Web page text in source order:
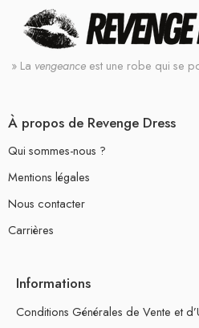
» La vengeance est une robe qui se
À propos de Revenge Dress
Qui sommes-nous ?
Mentions légales
Nous contacter
Carrières
Informations
Conditions Générales de Vente et